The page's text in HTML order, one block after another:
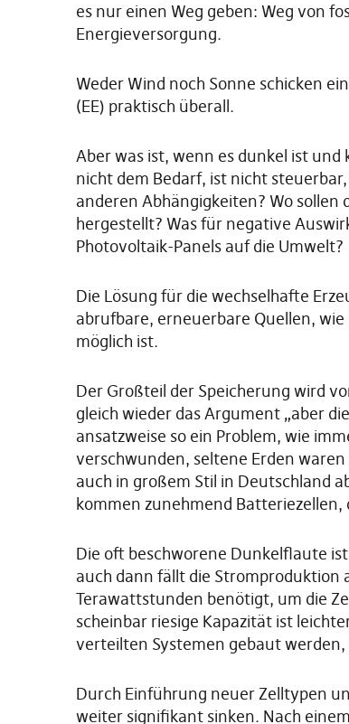
es nur einen Weg geben: Weg von
Energieversorgung.
Weder Wind noch Sonne schicken
(EE) praktisch überall.
Aber was ist, wenn es dunkel ist
nicht dem Bedarf, ist nicht
anderen Abhängigkeiten? Wo
hergestellt? Was für negative
Photovoltaik-Panels auf die Umwelt?
Die Lösung für die wechselhafte
abrufbare, erneuerbare Quellen,
möglich ist.
Der Großteil der Speicherung wird
gleich wieder das Argument „aber
ansatzweise so ein Problem, wie
verschwunden, seltene Erden
auch in großem Stil in Deutschland
kommen zunehmend
Die oft beschworene Dunkelflaute
auch dann fällt die Stromproduktion
Terawattstunden benötigt, um die
scheinbar riesige Kapazität ist
verteilten Systemen gebaut
Durch Einführung neuer Zelltypen
weiter signifikant sinken. Nach